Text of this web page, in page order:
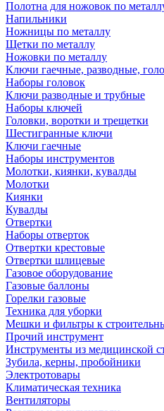
Полотна для ножовок по
Напильники
Ножницы по металлу
Щетки по металлу
Ножовки по металлу
Ключи гаечные, разводные,
Наборы головок
Ключи разводные и трубные
Наборы ключей
Головки, воротки и трещетки
Шестигранные ключи
Ключи гаечные
Наборы инструментов
Молотки, киянки, кувалды
Молотки
Киянки
Кувалды
Отвертки
Наборы отверток
Отвертки крестовые
Отвертки шлицевые
Газовое оборудование
Газовые баллоны
Горелки газовые
Техника для уборки
Мешки и фильтры к
Прочий инструмент
Инструменты из медицинской
Зубила, керны, пробойники
Электротовары
Климатическая техника
Вентиляторы